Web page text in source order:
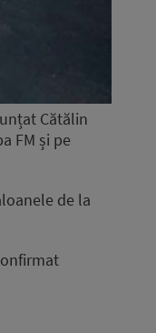
Cătălin
FM și pe
de la